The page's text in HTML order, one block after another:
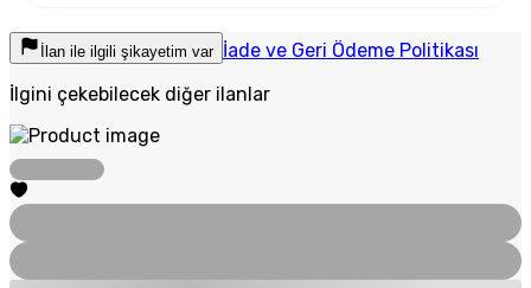
İlan ile ilgili şikayetim var İade ve Geri Ödeme Politikası
İlgini çekebilecek diğer ilanlar